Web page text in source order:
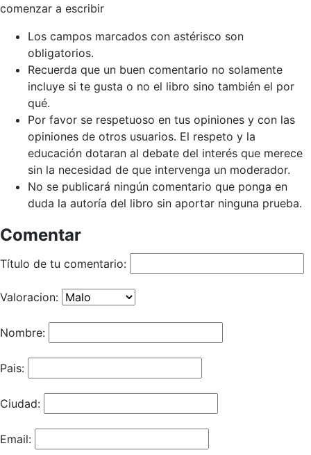
comenzar a escribir
Los campos marcados con astérisco son
obligatorios.
Recuerda que un buen comentario no solamente
incluye si te gusta o no el libro sino también el por
qué.
Por favor se respetuoso en tus opiniones y con las
opiniones de otros usuarios. El respeto y la
educación dotaran al debate del interés que merece
sin la necesidad de que intervenga un moderador.
No se publicará ningún comentario que ponga en
duda la autoría del libro sin aportar ninguna prueba.
Comentar
Título de tu comentario:
Valoracion:
Nombre:
Pais:
Ciudad:
Email: